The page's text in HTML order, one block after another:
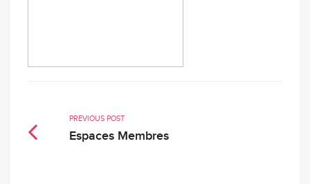
PREVIOUS POST
Espaces Membres